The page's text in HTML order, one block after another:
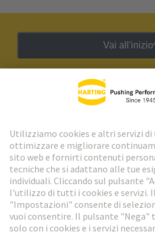
Vai all'inizio
Newsletter HARTING
Vai al registrazione
Social Media